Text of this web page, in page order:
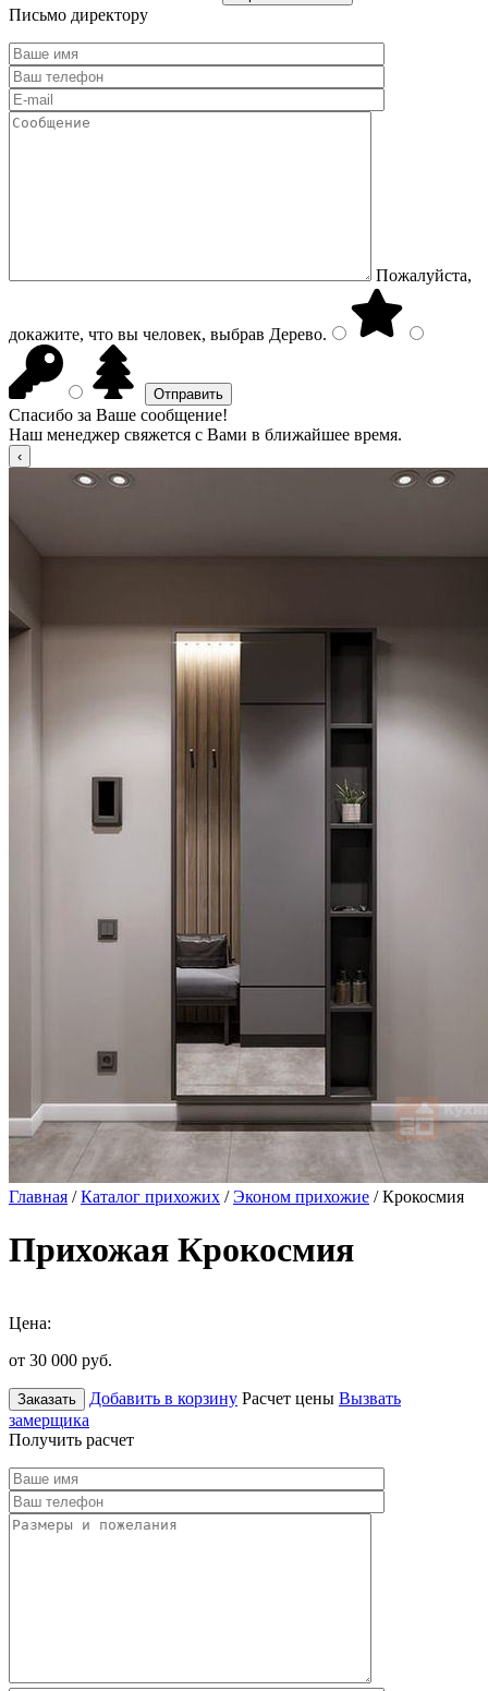
Письмо директору
Пожалуйста,
докажите, что вы человек, выбрав Дерево.
Спасибо за Ваше сообщение!
Наш менеджер свяжется с Вами в ближайшее время.
Главная /Каталог прихожих /Эконом прихожие / Крокосмия
Прихожая Крокосмия
Цена:
от 30 000 руб.
Заказать Добавить в корзину Расчет цены Вызвать
замерщика
Получить расчет